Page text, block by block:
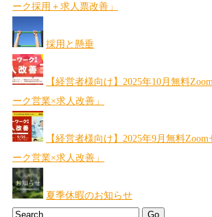
ーク採用＋求人票改善」
採用と懸垂
【経営者様向け】2025年10月無料
ーク営業×求人改善」
【経営者様向け】2025年9月無料
ーク営業×求人改善」
夏季休暇のお知らせ